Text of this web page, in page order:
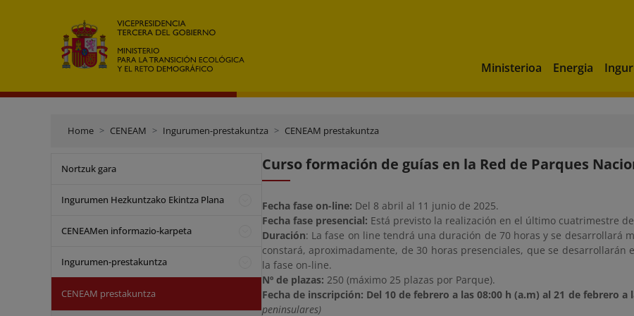
Ministerioa Energia
Home CENEAM Ingurumen-prestakuntza CENEAM prestakuntza
Nortzuk gara
Ingurumen Hezkuntzako Ekintza Plana
CENEAMen informazio-karpeta
Ingurumen-prestakuntza
CENEAM prestakuntza
Curso formación de guías en la Red de Parques
Fecha fase on-line: Del 8 abril al 11 junio de 2025.
Fecha fase presencial: Está previsto la realización en el último cuatrimestre
Duración: La fase on line tendrá una duración de 70 horas y se desarrollará
constará, aproximadamente, de 30 horas presenciales, que se
la fase on-line.
Nº de plazas: 250 (máximo 25 plazas por Parque).
Fecha de inscripción: Del 10 de febrero a las 08:00 h (a.m) al 21 de febrero a
peninsulares)